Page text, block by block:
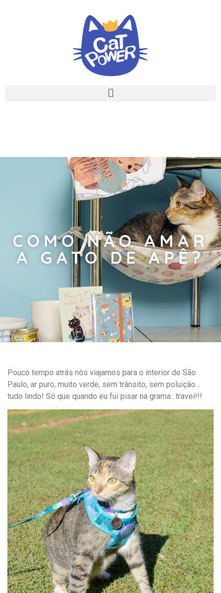
COMO NÃO AMAR
A GATO DE APÊ?
Pouco tempo atrás nós viajamos para o interior de São
Paulo, ar puro, muito verde, sem trânsito, sem poluição…
tudo lindo! Só que quando eu fui pisar na grama…travei!!!